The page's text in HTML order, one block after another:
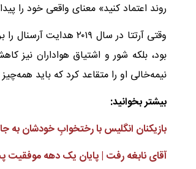
روند اعتماد کنید» معنای واقعی خود را
وقتی آرتتا در سال
بود، بلکه شور و اشتیاق هواداران نیز
نیمه‌خالی او را متقاعد کرد که باید
بیشتر بخوانید:
بازیکنان انگلیس با رختخوابِ خودشان به
آقای نابغه رفت | پایان یک دهه موفقیت